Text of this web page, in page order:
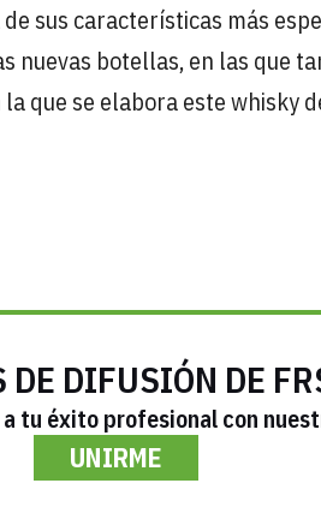
de sus características más
botellas, en las que
que se elabora este whisky
DE DIFUSIÓN DE
tu éxito profesional con
UNIRME